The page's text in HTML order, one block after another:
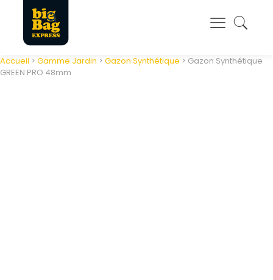
Panneau de gestion des cookies
Accueil > Gamme Jardin > Gazon Synthétique > Gazon Synthétique
GREEN PRO 48mm